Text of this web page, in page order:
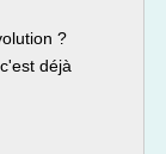
?
déjà